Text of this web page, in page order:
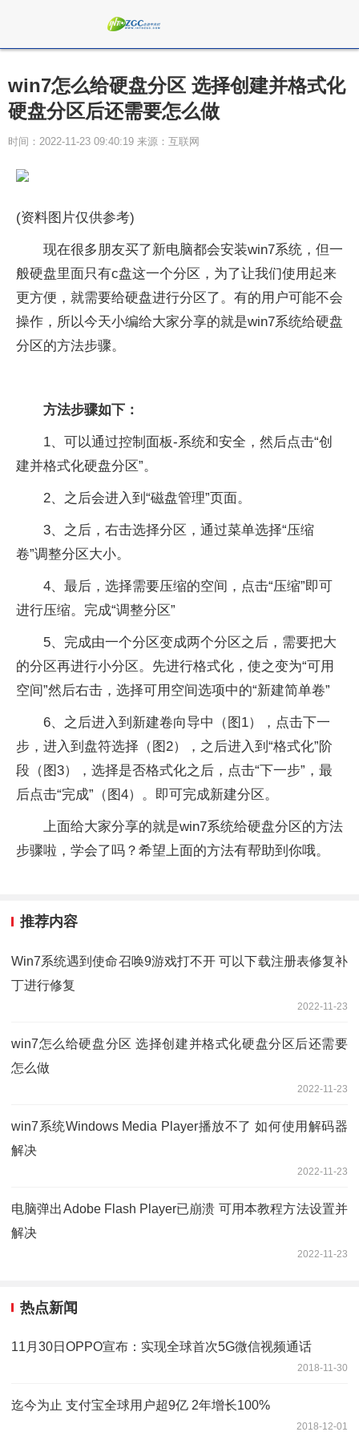
win7怎么给硬盘分区 选择创建并格式化
硬盘分区后还需要怎么做
时间：2022-11-23 09:40:19 来源：互联网
(资料图片仅供参考)
现在很多朋友买了新电脑都会安装win7系统，但一
般硬盘里面只有c盘这一个分区，为了让我们使用起来
更方便，就需要给硬盘进行分区了。有的用户可能不会
操作，所以今天小编给大家分享的就是win7系统给硬盘
分区的方法步骤。
方法步骤如下：
1、可以通过控制面板-系统和安全，然后点击“创
建并格式化硬盘分区”。
2、之后会进入到“磁盘管理”页面。
3、之后，右击选择分区，通过菜单选择“压缩
卷”调整分区大小。
4、最后，选择需要压缩的空间，点击“压缩”即可
进行压缩。完成“调整分区”
5、完成由一个分区变成两个分区之后，需要把大
的分区再进行小分区。先进行格式化，使之变为“可用
空间”然后右击，选择可用空间选项中的“新建简单卷”
6、之后进入到新建卷向导中（图1），点击下一
步，进入到盘符选择（图2），之后进入到“格式化”阶
段（图3），选择是否格式化之后，点击“下一步”，最
后点击“完成”（图4）。即可完成新建分区。
上面给大家分享的就是win7系统给硬盘分区的方法
步骤啦，学会了吗？希望上面的方法有帮助到你哦。
推荐内容
Win7系统遇到使命召唤9游戏打不开 可以下载注册表修复补
丁进行修复
2022-11-23
win7怎么给硬盘分区 选择创建并格式化硬盘分区后还需要
怎么做
2022-11-23
win7系统Windows Media Player播放不了 如何使用解码器
解决
2022-11-23
电脑弹出Adobe Flash Player已崩溃 可用本教程方法设置并
解决
2022-11-23
热点新闻
11月30日OPPO宣布：实现全球首次5G微信视频通话
2018-11-30
迄今为止 支付宝全球用户超9亿 2年增长100%
2018-12-01